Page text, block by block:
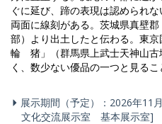
ぐに延び、蹄の表現は認められ
両面に線刻がある。茨城県真壁
部）より出土したと伝わる。東
輪 猪」（群馬県上武士天神山古
く、数少ない優品の一つと見るこ
展示期間（予定）：2026年
文化交流展示室 基本展示室]